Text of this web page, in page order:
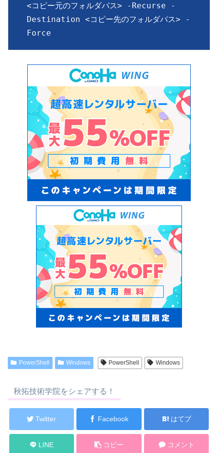
<コピー元のフォルダパス> -Recurse -
Destination <コピー先のフォルダパス> -
Force
PowerShell Windows PowerShell Windows
秋拓技術学院をシェアする！
Twitter Facebook はてブ
LINE コピー コメント